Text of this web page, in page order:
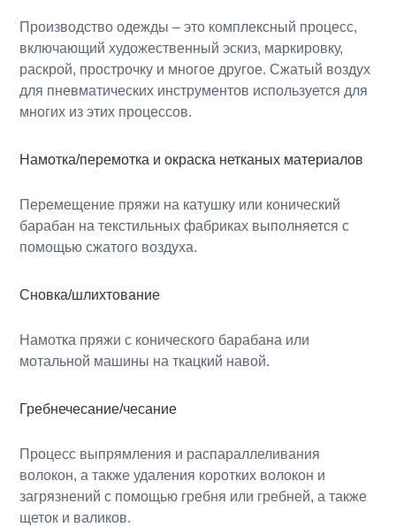
Производство одежды – это комплексный процесс,
включающий художественный эскиз, маркировку,
раскрой, прострочку и многое другое. Сжатый воздух
для пневматических инструментов используется для
многих из этих процессов.
Намотка/перемотка и окраска нетканых материалов
Перемещение пряжи на катушку или конический
барабан на текстильных фабриках выполняется с
помощью сжатого воздуха.
Сновка/шлихтование
Намотка пряжи с конического барабана или
мотальной машины на ткацкий навой.
Гребнечесание/чесание
Процесс выпрямления и распараллеливания
волокон, а также удаления коротких волокон и
загрязнений с помощью гребня или гребней, а также
щеток и валиков.